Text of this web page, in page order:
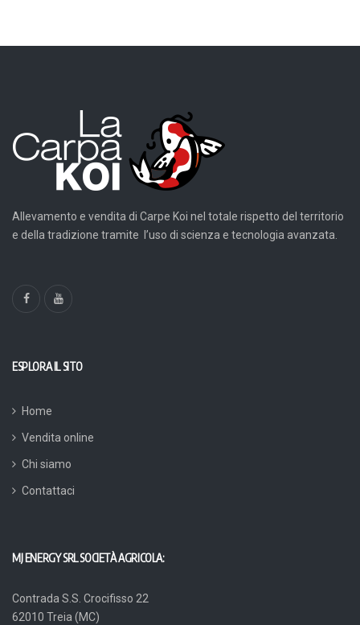
Allevamento e vendita di Carpe Koi nel totale rispetto del territorio
e della tradizione tramite l’uso di scienza e tecnologia avanzata.
ESPLORA IL SITO
Home
Vendita online
Chi siamo
Contattaci
MJ ENERGY SRL SOCIETÀ AGRICOLA:
Contrada S.S. Crocifisso 22
62010 Treia (MC)